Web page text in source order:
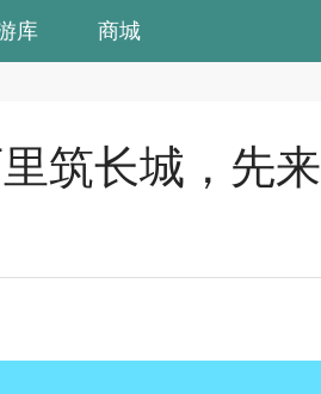
库 商城
筑长城，先